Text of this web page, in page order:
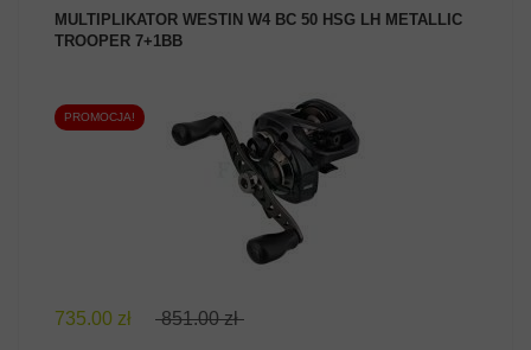
MULTIPLIKATOR WESTIN W4 BC 50 HSG LH METALLIC
TROOPER 7+1BB
ZOBACZ PRODUKT
PROMOCJA!
735.00 zł 851.00 zł